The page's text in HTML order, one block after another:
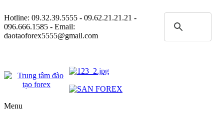
Hotline: 09.32.39.5555 - 09.62.21.21.21 -
096.666.1585 - Email:
daotaoforex5555@gmail.com
Menu